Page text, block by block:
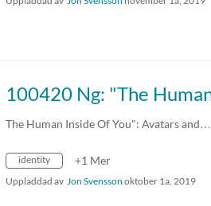
The Human Inside Of You": Avatars and…
identity +1 Mer
Uppladdad av Jon Svensson oktober 1a, 2019